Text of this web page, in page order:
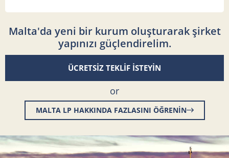
Malta'da yeni bir kurum oluşturarak şirket
yapınızı güçlendirelim.
ÜCRETSİZ TEKLİF İSTEYİN
or
MALTA LP HAKKINDA FAZLASINI ÖĞRENİN